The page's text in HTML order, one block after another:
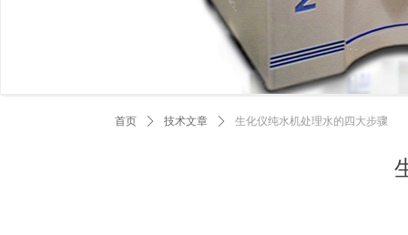
首页 ꄲ 技术文章 ꄲ 生化仪纯水机处理水的四大步骤